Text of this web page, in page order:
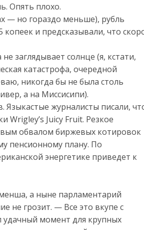
Опять плохо.
— но гораздо меньше), рубль
копеек и предсказывали, что
заглядывает солнце (я, кстати,
катастрофа, очередной
никогда бы не была столь
а на Миссисипи).
Языкастые журналисты писали,
Juicy Fruit. Резкое
обвалом биржевых котировок
пенсионному плану. По
энергетике приведет к
а ныне парламентарий
не грозит. — Все это вкупе с
удачный момент для крупных